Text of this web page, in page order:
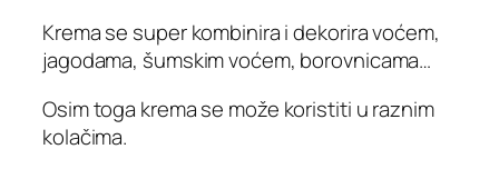
Krema se super kombinira i dekorira voćem,
jagodama, šumskim voćem, borovnicama…
Osim toga krema se može koristiti u raznim
kolačima.